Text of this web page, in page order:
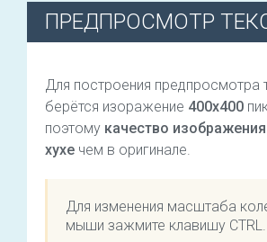
ПРЕДПРОСМОТР
Для построения предпросмотра
берётся изоражение 400х400
поэтому качество
хухе чем в оригинале.
Для изменения масштаба
мыши зажмите клавишу CTRL.